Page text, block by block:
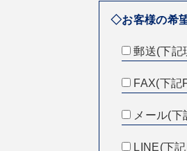
◇お客様の希
郵送(下記
FAX(下記
メール(
LINE(下